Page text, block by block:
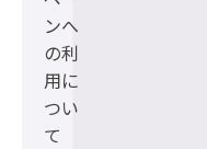
ンへ
の利
用に
つい
て